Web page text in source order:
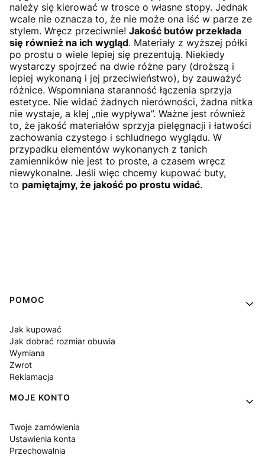
należy się kierować w trosce o własne stopy. Jednak
wcale nie oznacza to, że nie może ona iść w parze ze
stylem. Wręcz przeciwnie! Jakość butów przekłada
się również na ich wygląd. Materiały z wyższej półki
po prostu o wiele lepiej się prezentują. Niekiedy
wystarczy spojrzeć na dwie różne pary (droższą i
lepiej wykonaną i jej przeciwieństwo), by zauważyć
różnice. Wspomniana staranność łączenia sprzyja
estetyce. Nie widać żadnych nierówności, żadna nitka
nie wystaje, a klej „nie wypływa”. Ważne jest również
to, że jakość materiałów sprzyja pielęgnacji i łatwości
zachowania czystego i schludnego wyglądu. W
przypadku elementów wykonanych z tanich
zamienników nie jest to proste, a czasem wręcz
niewykonalne. Jeśli więc chcemy kupować buty,
to pamiętajmy, że jakość po prostu widać.
Linki w stopce
POMOC
Jak kupować
Jak dobrać rozmiar obuwia
Wymiana
Zwrot
Reklamacja
MOJE KONTO
Twoje zamówienia
Ustawienia konta
Przechowalnia